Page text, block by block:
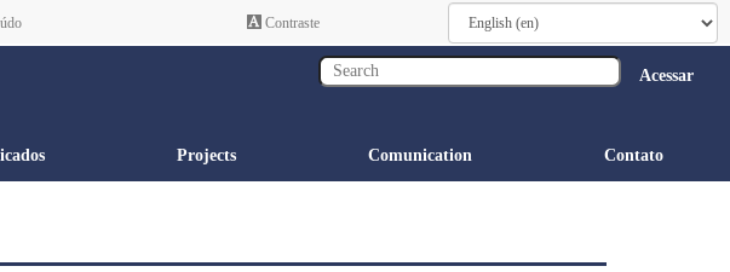
Contraste
Acessar
Projects Comunication Contato